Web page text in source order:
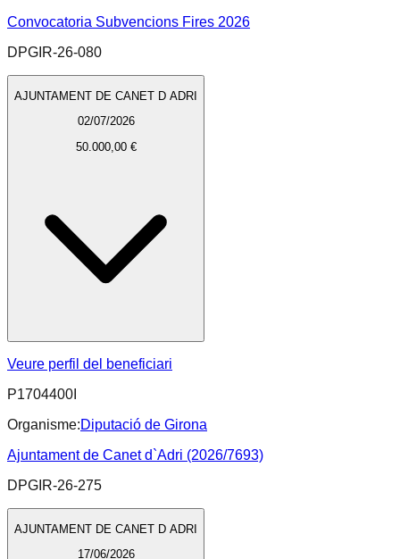
Convocatoria Subvencions Fires 2026
DPGIR-26-080
AJUNTAMENT DE CANET D ADRI
02/07/2026
50.000,00 €
Veure perfil del beneficiari
P1704400I
Organisme:Diputació de Girona
Ajuntament de Canet d`Adri (2026/7693)
DPGIR-26-275
AJUNTAMENT DE CANET D ADRI
17/06/2026